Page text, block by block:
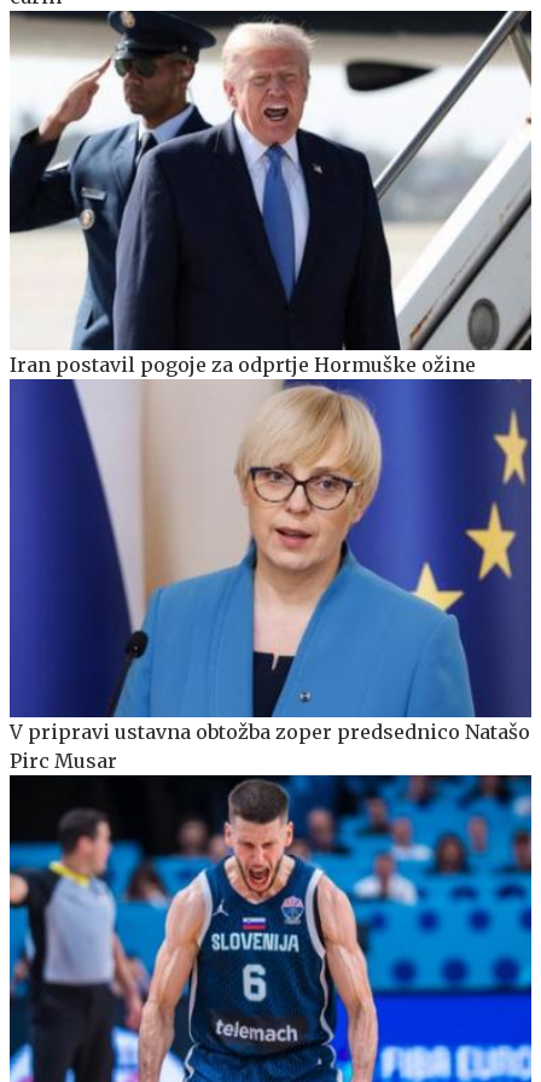
Iran postavil pogoje za odprtje Hormuške ožine
V pripravi ustavna obtožba zoper predsednico Natašo
Pirc Musar